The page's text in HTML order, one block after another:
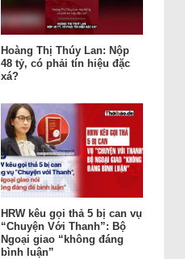
Hoàng Thị Thúy Lan: Nộp
48 tỷ, có phải tín hiệu đặc
xá?
HRW kêu gọi thả 5 bị can vụ
“Chuyện Với Thanh”: Bộ
Ngoại giao “không đáng
bình luận”